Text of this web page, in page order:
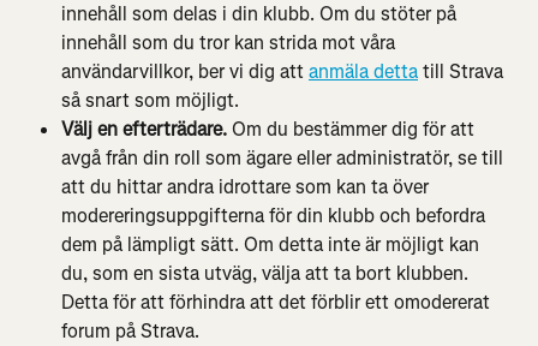
innehåll som delas i din klubb. Om du stöter på
innehåll som du tror kan strida mot våra
användarvillkor, ber vi dig att anmäla detta till Strava
så snart som möjligt.
Välj en efterträdare. Om du bestämmer dig för att
avgå från din roll som ägare eller administratör, se till
att du hittar andra idrottare som kan ta över
modereringsuppgifterna för din klubb och befordra
dem på lämpligt sätt. Om detta inte är möjligt kan
du, som en sista utväg, välja att ta bort klubben.
Detta för att förhindra att det förblir ett omodererat
forum på Strava.